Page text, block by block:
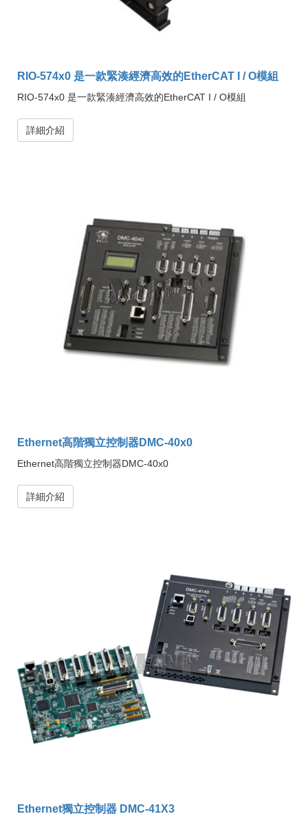
RIO-574x0 是一款緊湊經濟高效的EtherCAT I / O模組
RIO-574x0 是一款緊湊經濟高效的EtherCAT I / O模組
詳細介紹
Ethernet高階獨立控制器DMC-40x0
Ethernet高階獨立控制器DMC-40x0
詳細介紹
Ethernet獨立控制器 DMC-41X3